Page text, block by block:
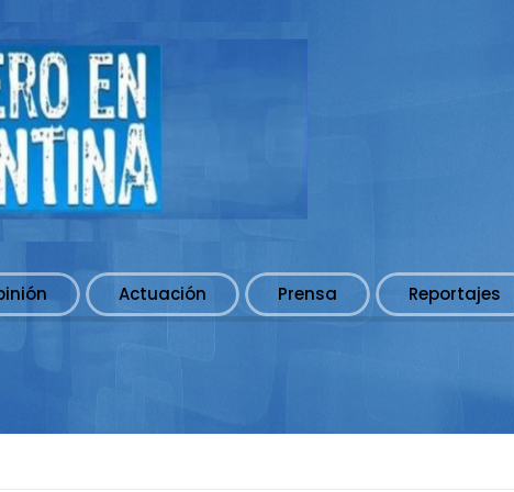
Actuación Prensa Reportajes